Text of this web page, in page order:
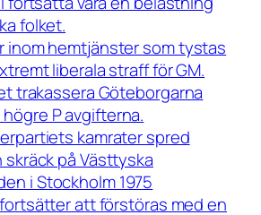
folket.
inom hemtjänster som tystas
liberala straff för GM.
trakassera Göteborgarna
P avgifterna.
kamrater spred
på Västtyska
i Stockholm 1975
att förstöras med en